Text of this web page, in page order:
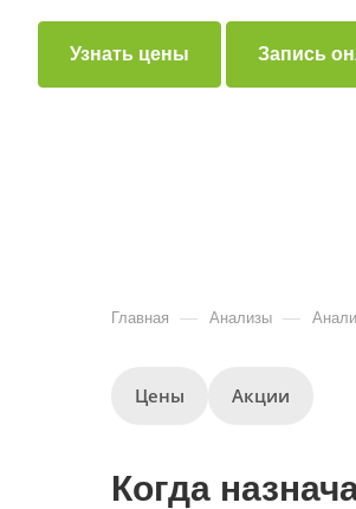
Узнать цены Запись
Главная — Анализы —
Цены Акции
Когда